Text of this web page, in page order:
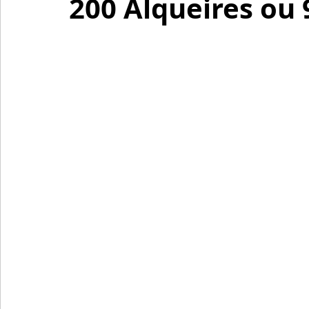
200 Alqueires ou